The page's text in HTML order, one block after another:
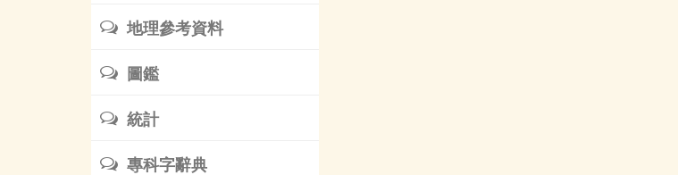
地理參考資料
圖鑑
統計
專科字辭典